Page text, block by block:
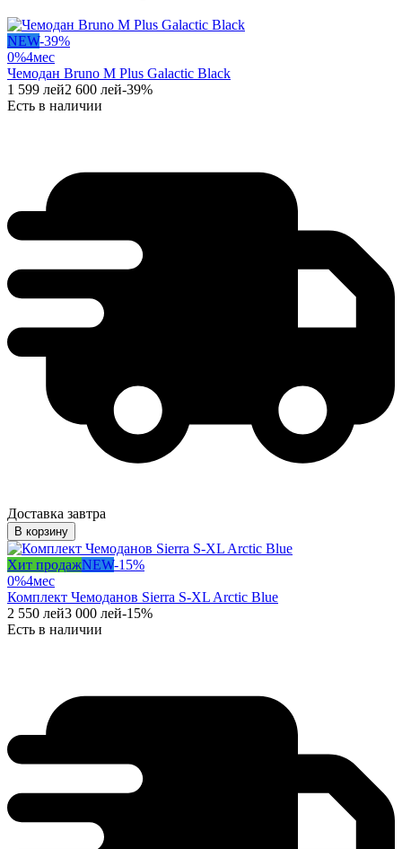
NEW-39%
0%4мес
Чемодан Bruno M Plus Galactic Black
1 599 лей2 600 лей-39%
Есть в наличии
Доставка завтра
В корзину
Хит продажNEW-15%
0%4мес
Комплект Чемоданов Sierra S-XL Arctic Blue
2 550 лей3 000 лей-15%
Есть в наличии